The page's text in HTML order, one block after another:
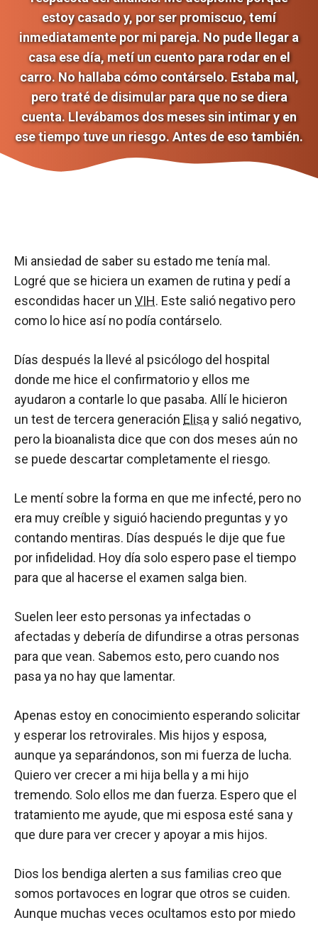
estoy casado y, por ser promiscuo, temí
inmediatamente por mi pareja. No pude llegar a
casa ese día, metí un cuento para rodar en el
carro. No hallaba cómo contárselo. Estaba mal,
pero traté de disimular para que no se diera
cuenta. Llevábamos dos meses sin intimar y en
ese tiempo tuve un riesgo. Antes de eso también.
Mi ansiedad de saber su estado me tenía mal.
Logré que se hiciera un examen de rutina y pedí a
escondidas hacer un VIH. Este salió negativo pero
como lo hice así no podía contárselo.
Días después la llevé al psicólogo del hospital
donde me hice el confirmatorio y ellos me
ayudaron a contarle lo que pasaba. Allí le hicieron
un test de tercera generación Elisa y salió negativo,
pero la bioanalista dice que con dos meses aún no
se puede descartar completamente el riesgo.
Le mentí sobre la forma en que me infecté, pero no
era muy creíble y siguió haciendo preguntas y yo
contando mentiras. Días después le dije que fue
por infidelidad. Hoy día solo espero pase el tiempo
para que al hacerse el examen salga bien.
Suelen leer esto personas ya infectadas o
afectadas y debería de difundirse a otras personas
para que vean. Sabemos esto, pero cuando nos
pasa ya no hay que lamentar.
Apenas estoy en conocimiento esperando solicitar
y esperar los retrovirales. Mis hijos y esposa,
aunque ya separándonos, son mi fuerza de lucha.
Quiero ver crecer a mi hija bella y a mi hijo
tremendo. Solo ellos me dan fuerza. Espero que el
tratamiento me ayude, que mi esposa esté sana y
que dure para ver crecer y apoyar a mis hijos.
Dios los bendiga alerten a sus familias creo que
somos portavoces en lograr que otros se cuiden.
Aunque muchas veces ocultamos esto por miedo